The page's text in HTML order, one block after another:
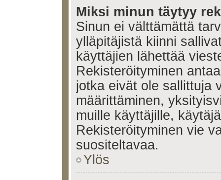
Miksi minun täytyy
Sinun ei välttämättä
ylläpitäjistä kiinni
käyttäjien lähettää
Rekisteröityminen
jotka eivät ole sallittuja
määrittäminen,
muille käyttäjille,
Rekisteröityminen vie
suositeltavaa.
Ylös